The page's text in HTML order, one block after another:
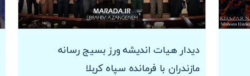
دیدار هیات اندیشه ورز بسیج رسانه
مازندران با فرمانده سپاه کربلا